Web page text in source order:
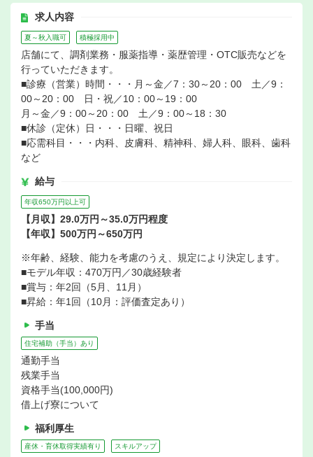
求人内容
夏～秋入職可 積極採用中
店舗にて、調剤業務・服薬指導・薬歴管理・OTC販売などを
行っていただきます。
■診療（営業）時間・・・月～金／7：30～20：00 土／9：
00～20：00 日・祝／10：00～19：00
月～金／9：00～20：00 土／9：00～18：30
■休診（定休）日・・・日曜、祝日
■応需科目・・・内科、皮膚科、精神科、婦人科、眼科、歯科
など
給与
年収650万円以上可
【月収】29.0万円～35.0万円程度
【年収】500万円～650万円
※年齢、経験、能力を考慮のうえ、規定により決定します。
■モデル年収：470万円／30歳経験者
■賞与：年2回（5月、11月）
■昇給：年1回（10月：評価査定あり）
手当
住宅補助（手当）あり
通勤手当
残業手当
資格手当(100,000円)
借上げ寮について
福利厚生
産休・育休取得実績有り スキルアップ